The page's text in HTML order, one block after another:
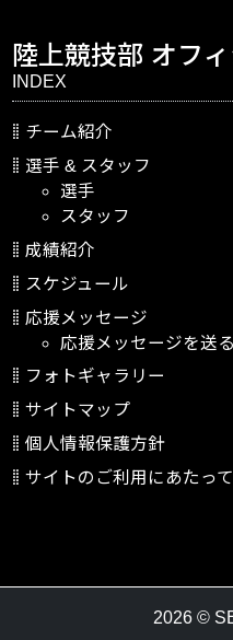
陸上競技部 オフ
INDEX
チーム紹介
選手 & スタッフ
選手
スタッフ
成績紹介
スケジュール
応援メッセージ
応援メッセージを送る
フォトギャラリー
サイトマップ
個人情報保護方針
サイトのご利用にあたって
2026 ©